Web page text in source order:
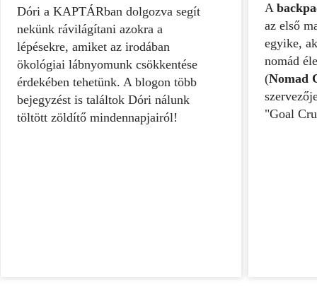
Dóri a KAPTÁRban dolgozva segít
nekünk rávilágítani azokra a
lépésekre, amiket az irodában
ökológiai lábnyomunk csökkentése
érdekében tehetünk. A blogon több
bejegyzést is találtok Dóri nálunk
töltött zöldítő mindennapjairól!
A
az első
egyike,
nomád
(Nomad
"Goal